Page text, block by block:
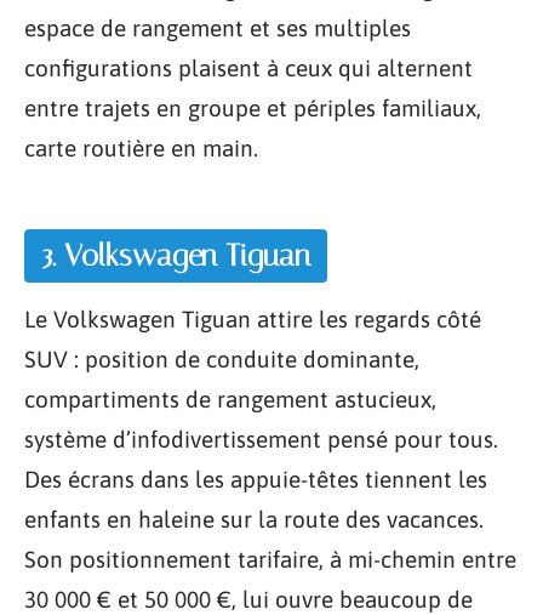
espace de rangement et ses multiples
configurations plaisent à ceux qui alternent
entre trajets en groupe et périples familiaux,
carte routière en main.
3. Volkswagen Tiguan
Le Volkswagen Tiguan attire les regards côté
SUV : position de conduite dominante,
compartiments de rangement astucieux,
système d’infodivertissement pensé pour tous.
Des écrans dans les appuie-têtes tiennent les
enfants en haleine sur la route des vacances.
Son positionnement tarifaire, à mi-chemin entre
30 000 € et 50 000 €, lui ouvre beaucoup de